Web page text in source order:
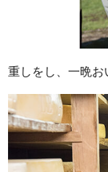
重しをし、一晩お